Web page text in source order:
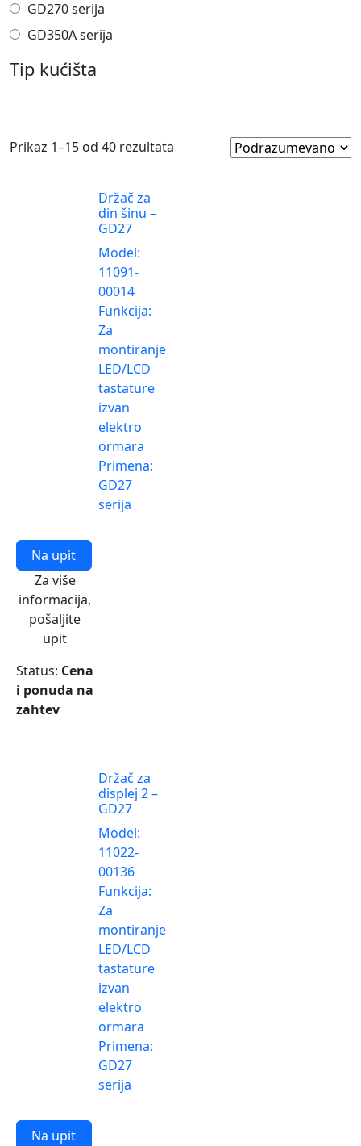
GD270 serija
GD350A serija
Tip kućišta
Prikaz 1–15 od 40 rezultata
Držač za
din šinu –
GD27
Model:
11091-
00014
Funkcija:
Za
montiranje
LED/LCD
tastature
izvan
elektro
ormara
Primena:
GD27
serija
Status: Cena
i ponuda na
zahtev
Za više
informacija,
pošaljite
upit
Na upit
Držač za
displej 2 –
GD27
Model:
11022-
00136
Funkcija:
Za
montiranje
LED/LCD
tastature
izvan
elektro
ormara
Primena:
GD27
serija
Na upit